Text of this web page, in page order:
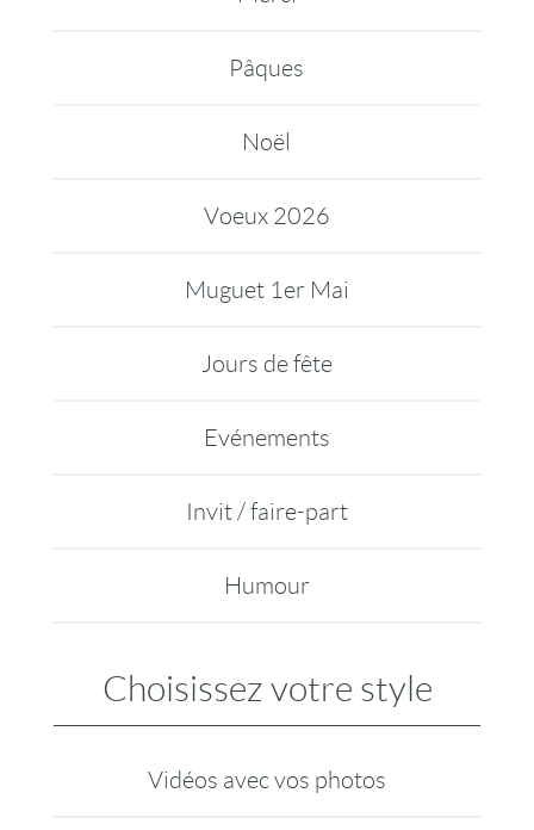
Pâques
Noël
Voeux 2026
Muguet 1er Mai
Jours de fête
Evénements
Invit / faire-part
Humour
Choisissez votre style
Vidéos avec vos photos